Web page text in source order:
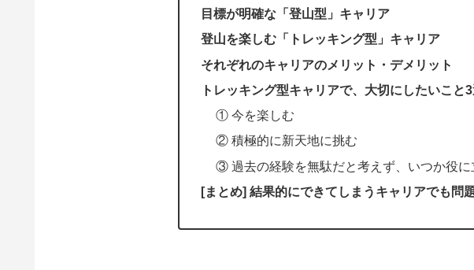
目標が明確な「登山型」キャリア
登山を楽しむ「トレッキング型」キャリア
それぞれのキャリアのメリット・デメリット
トレッキング型キャリアで、大切にしたいこと
① 今を楽しむ
② 積極的に新天地に挑む
③ 過去の経験を無駄だと考えず、いつか役に
[まとめ] 結果的にできてしまうキャリアでも問